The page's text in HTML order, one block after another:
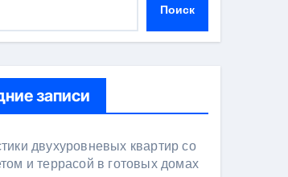
Поиск
записи
двухуровневых квартир со
и террасой в готовых домах